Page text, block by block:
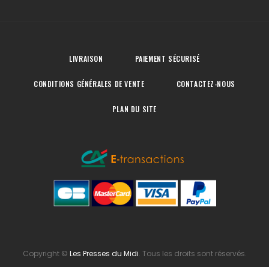
LIVRAISON PAIEMENT SÉCURISÉ
CONDITIONS GÉNÉRALES DE VENTE CONTACTEZ-NOUS
PLAN DU SITE
Copyright© Les Presses du Midi. Tous les droits sont réservés.